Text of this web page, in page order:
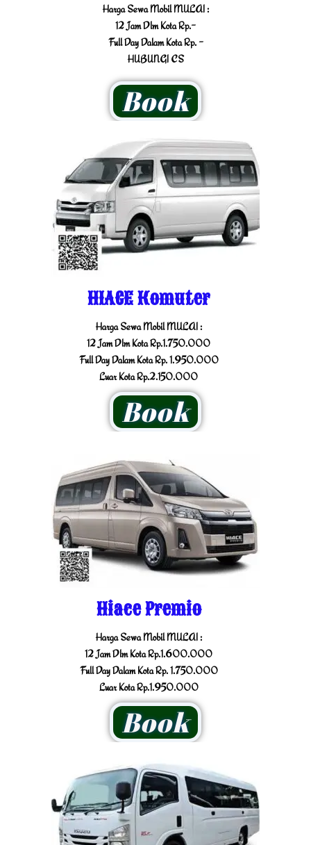
Harga Sewa Mobil MULAI :
12 Jam Dlm Kota Rp.-
Full Day Dalam Kota Rp. -
HUBUNGI CS
Book
HIACE Komuter
Harga Sewa Mobil MULAI :
12 Jam Dlm Kota Rp.1.750.000
Full Day Dalam Kota Rp. 1.950.000
Luar Kota Rp.2.150.000
Book
Hiace Premio
Harga Sewa Mobil MULAI :
12 Jam Dlm Kota Rp.1.600.000
Full Day Dalam Kota Rp. 1.750.000
Luar Kota Rp.1.950.000
Book